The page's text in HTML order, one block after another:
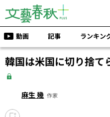
動画 記事 ランキン
韓国は米国に切り捨
麻生 幾 作家